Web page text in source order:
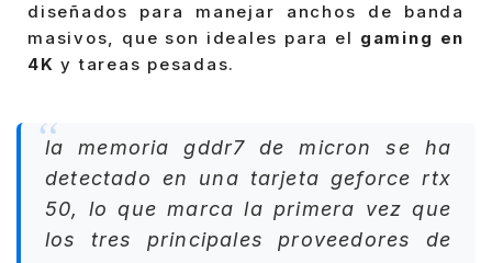
diseñados para manejar anchos de banda
masivos, que son ideales para el gaming en
4K y tareas pesadas.
la memoria gddr7 de micron se ha
detectado en una tarjeta geforce rtx
50, lo que marca la primera vez que
los tres principales proveedores de